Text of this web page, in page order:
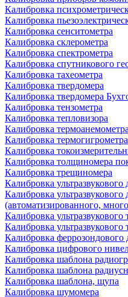
Калибровка
Калибровка
Калибровка сенситометра
Калибровка склерометра
Калибровка спектрометра
Калибровка спутникового
Калибровка тахеометра
Калибровка твердомера
Калибровка твердомера
Калибровка тензометра
Калибровка тепловизора
Калибровка термоанемометра
Калибровка термогигрометра
Калибровка
Калибровка толщиномера
Калибровка трещиномера
Калибровка ультразвукового
Калибровка ультразвукового
(автоматизированного,
Калибровка ультразвукового
Калибровка
Калибровка феррозондового
Калибровка цифрового
Калибровка шаблона
Калибровка шаблона
Калибровка шаблона, щупа
Калибровка шумомера